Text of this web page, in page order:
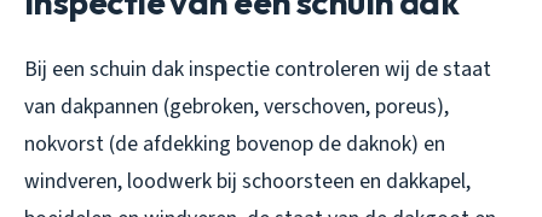
Bij een schuin dak inspectie controleren wij de staat
van dakpannen (gebroken, verschoven, poreus),
nokvorst (de afdekking bovenop de daknok) en
windveren, loodwerk bij schoorsteen en dakkapel,